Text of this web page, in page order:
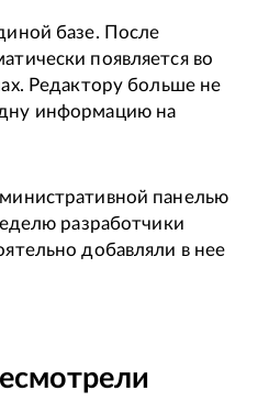
базе. После
появляется во
Редактору больше не
информацию на
панелью
разработчики
добавляли в нее